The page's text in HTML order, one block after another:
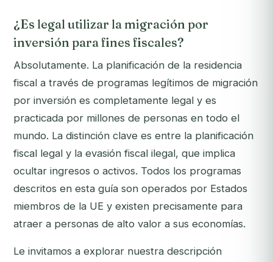
¿Es legal utilizar la migración por
inversión para fines fiscales?
Absolutamente. La planificación de la residencia
fiscal a través de programas legítimos de migración
por inversión es completamente legal y es
practicada por millones de personas en todo el
mundo. La distinción clave es entre la planificación
fiscal legal y la evasión fiscal ilegal, que implica
ocultar ingresos o activos. Todos los programas
descritos en esta guía son operados por Estados
miembros de la UE y existen precisamente para
atraer a personas de alto valor a sus economías.
Le invitamos a explorar nuestra descripción